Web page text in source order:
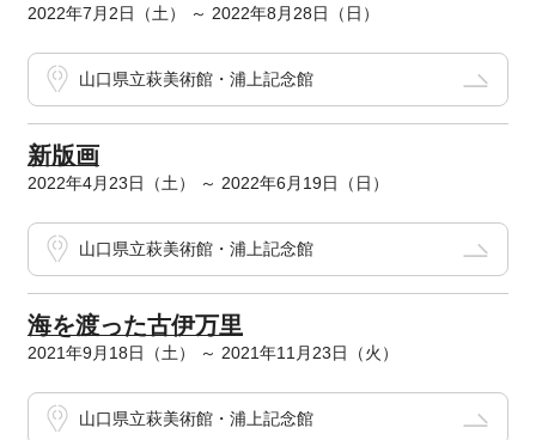
2022年7月2日（土） ～ 2022年8月28日（日）
山口県立萩美術館・浦上記念館
新版画
2022年4月23日（土） ～ 2022年6月19日（日）
山口県立萩美術館・浦上記念館
海を渡った古伊万里
2021年9月18日（土） ～ 2021年11月23日（火）
山口県立萩美術館・浦上記念館